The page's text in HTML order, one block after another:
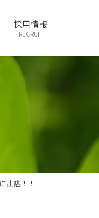
採用情報
RECRUIT
出店！！